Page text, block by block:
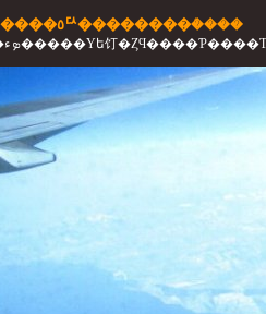
���ӡ����٥ꥢ��������ܳ����